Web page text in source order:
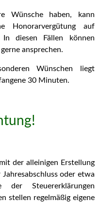
Wünsche haben, kann
Honorarvergütung auf
In diesen Fällen können
ansprechen.
Wünschen liegt
30 Minuten.
der alleinigen Erstellung
oder etwa
Steuererklärungen
stellen regelmäßig eigene